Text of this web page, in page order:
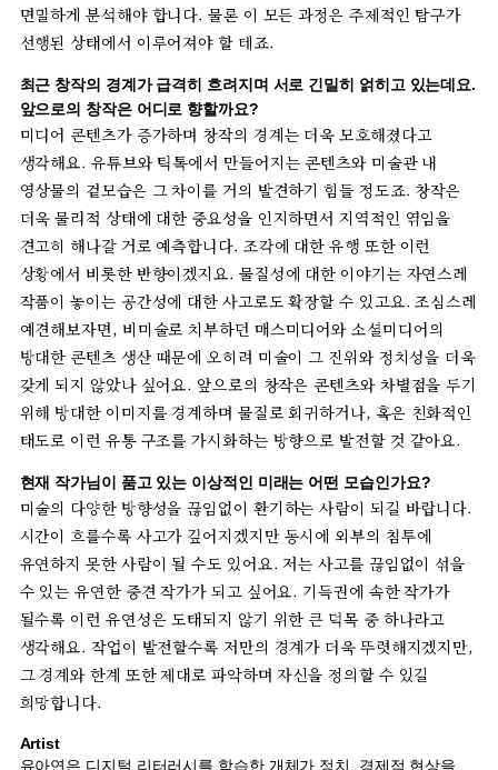
면밀하게 분석해야 합니다.물론 이 모든 과정은 주제적인 탐구가
선행된 상태에서 이루어져야 할 테죠.
최근 창작의 경계가 급격히 흐려지며 서로 긴밀히 얽히고 있는데요.
앞으로의 창작은 어디로 향할까요?
미디어 콘텐츠가 증가하며 창작의 경계는 더욱 모호해졌다고
생각해요. 유튜브와틱톡에서 만들어지는 콘텐츠와 미술관 내
영상물의 겉모습은 그차이를 거의 발견하기 힘들 정도죠. 창작은
더욱 물리적 상태에 대한 중요성을 인지하면서 지역적인 엮임을
견고히 해나갈 거로 예측합니다. 조각에 대한 유행 또한 이런
상황에서 비롯한 반향이겠지요. 물질성에 대한 이야기는 자연스레
작품이 놓이는 공간성에 대한 사고로도 확장할 수 있고요.조심스레
예견해보자면, 비미술로 치부하던 매스미디어와 소셜미디어의
방대한 콘텐츠 생산 때문에 오히려 미술이 그 진위와 정치성을 더욱
갖게 되지 않았나 싶어요. 앞으로의 창작은 콘텐츠와 차별점을 두기
위해 방대한 이미지를경계하며 물질로 회귀하거나, 혹은 친화적인
태도로 이런 유통 구조를 가시화하는 방향으로 발전할 것 같아요.
현재 작가님이 품고 있는 이상적인 미래는 어떤 모습인가요?
미술의 다양한 방향성을 끊임없이 환기하는 사람이 되길 바랍니다.
시간이 흐를수록 사고가 깊어지겠지만 동시에 외부의 침투에
유연하지 못한 사람이 될 수도 있어요.저는 사고를 끊임없이 섞을
수 있는 유연한 중견 작가가 되고 싶어요. 기득권에 속한작가가
될수록 이런 유연성은 도태되지 않기 위한 큰 덕목 중 하나라고
생각해요. 작업이 발전할수록 저만의 경계가 더욱 뚜렷해지겠지만,
그경계와 한계 또한제대로 파악하며 자신을 정의할 수 있길
희망합니다.
Artist
유아연은 디지털 리터러시를 학습한 개체가 정치, 경제적 현상을